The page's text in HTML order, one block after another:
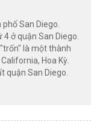
San Diego.
ở quận San Diego.
là một thành
Hoa Kỳ.
quận San Diego.